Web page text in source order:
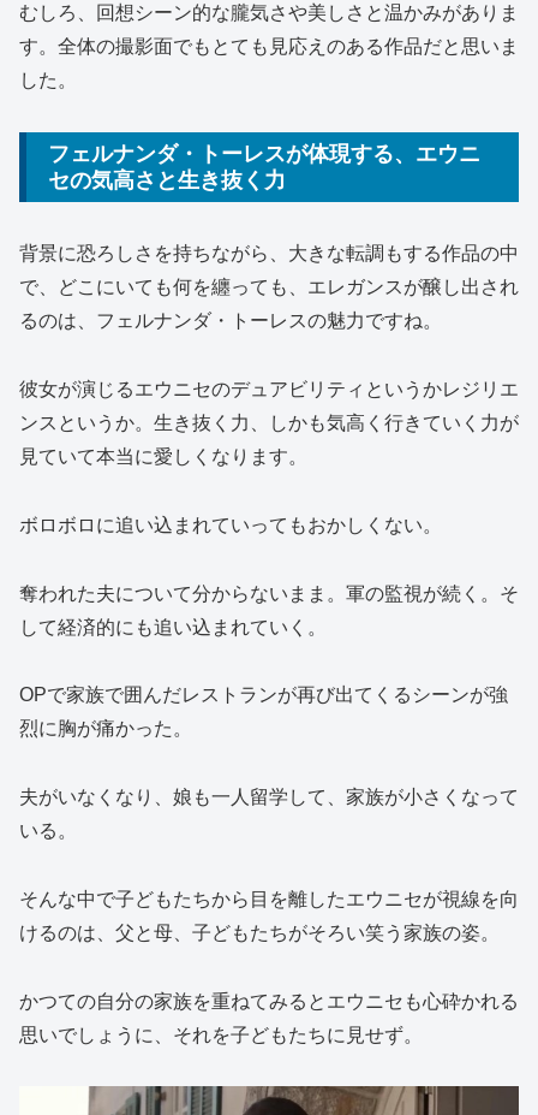
むしろ、回想シーン的な朧気さや美しさと温かみがありま
す。全体の撮影面でもとても見応えのある作品だと思いま
した。
フェルナンダ・トーレスが体現する、エウニ
セの気高さと生き抜く力
背景に恐ろしさを持ちながら、大きな転調もする作品の中
で、どこにいても何を纏っても、エレガンスが醸し出され
るのは、フェルナンダ・トーレスの魅力ですね。
彼女が演じるエウニセのデュアビリティというかレジリエ
ンスというか。生き抜く力、しかも気高く行きていく力が
見ていて本当に愛しくなります。
ボロボロに追い込まれていってもおかしくない。
奪われた夫について分からないまま。軍の監視が続く。そ
して経済的にも追い込まれていく。
OPで家族で囲んだレストランが再び出てくるシーンが強
烈に胸が痛かった。
夫がいなくなり、娘も一人留学して、家族が小さくなって
いる。
そんな中で子どもたちから目を離したエウニセが視線を向
けるのは、父と母、子どもたちがそろい笑う家族の姿。
かつての自分の家族を重ねてみるとエウニセも心砕かれる
思いでしょうに、それを子どもたちに見せず。